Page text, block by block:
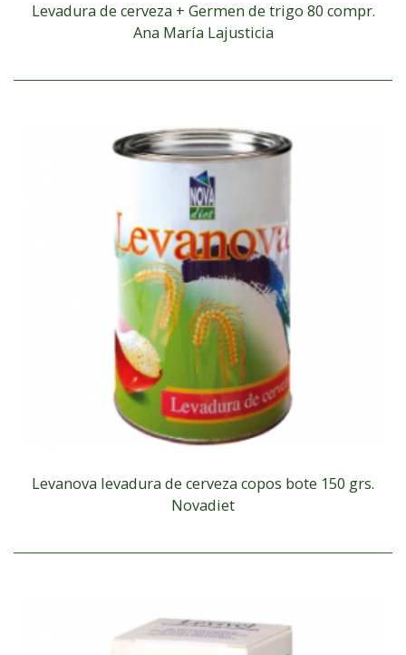
Levadura de cerveza + Germen de trigo 80 compr.
Ana María Lajusticia
Levanova levadura de cerveza copos bote 150 grs.
Novadiet